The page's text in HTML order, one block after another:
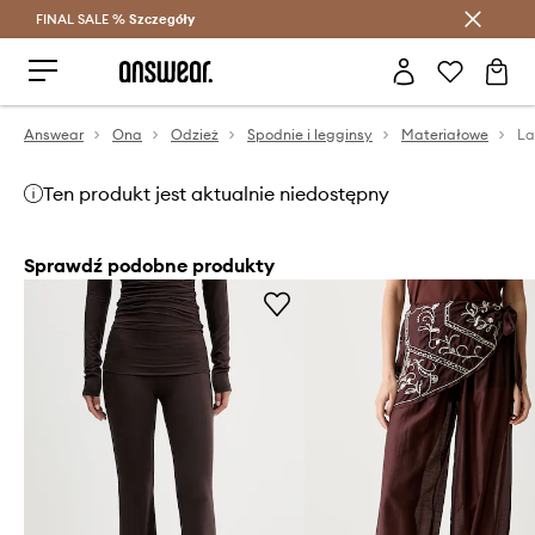
Oszczędzaj z Answear Club >
FINAL SALE % Szczegóły
Answear Ona Odzież Spodnie i legginsy Materiałowe
Ten produkt jest aktualnie niedostępny
Sprawdź podobne produkty